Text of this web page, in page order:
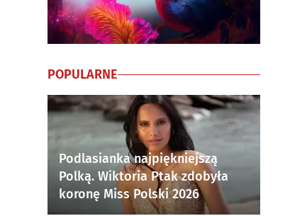
POPULARNE
Podlasianka najpiękniejszą
Polką. Wiktoria Ptak zdobyła
koronę Miss Polski 2026